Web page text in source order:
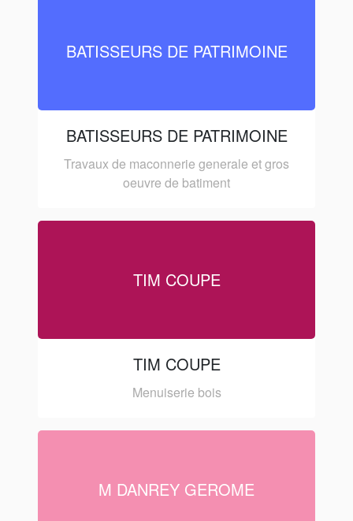
BATISSEURS DE PATRIMOINE
BATISSEURS DE PATRIMOINE
Travaux de maconnerie generale et gros
oeuvre de batiment
TIM COUPE
TIM COUPE
Menuiserie bois
M DANREY GEROME